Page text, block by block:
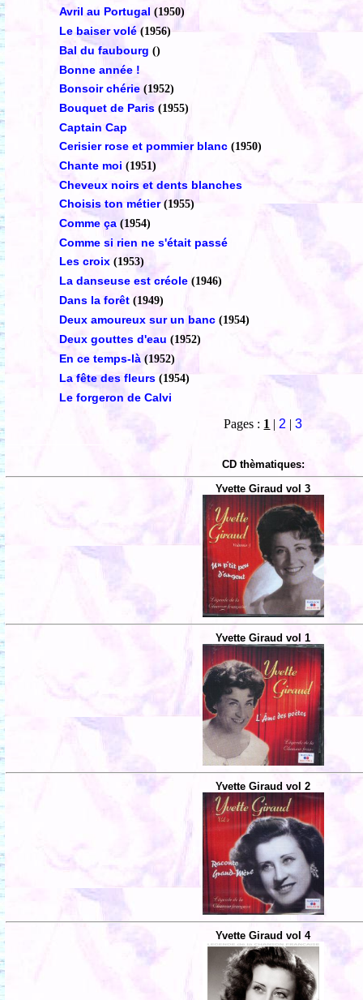
Avril au Portugal (1950)
Le baiser volé (1956)
Bal du faubourg ()
Bonne année !
Bonsoir chérie (1952)
Bouquet de Paris (1955)
Captain Cap
Cerisier rose et pommier blanc (1950)
Chante moi (1951)
Cheveux noirs et dents blanches
Choisis ton métier (1955)
Comme ça (1954)
Comme si rien ne s'était passé
Les croix (1953)
La danseuse est créole (1946)
Dans la forêt (1949)
Deux amoureux sur un banc (1954)
Deux gouttes d'eau (1952)
En ce temps-là (1952)
La fête des fleurs (1954)
Le forgeron de Calvi
Pages : 1 | 2 |3
CD thèmatiques:
Yvette Giraud vol 3
Yvette Giraud vol 1
Yvette Giraud vol 2
Yvette Giraud vol 4